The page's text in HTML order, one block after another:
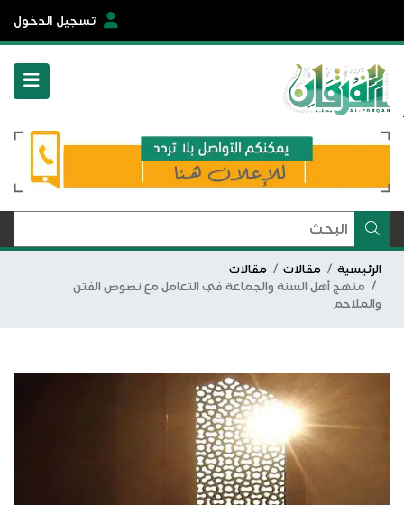
تسجيل الدخول
الرئيسية مقالات
مقالات
منهج أهل السنة والجماعة في التعامل مع نصوص الفتن
والملاحم